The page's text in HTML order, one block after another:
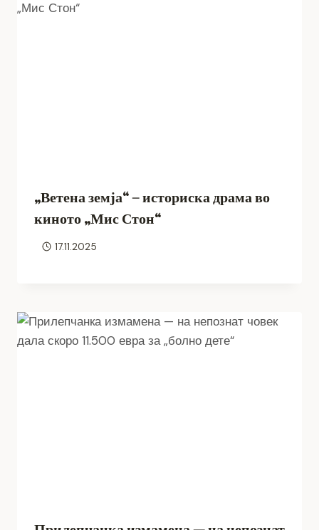
„Ветена земја“ – историска драма во
киното „Мис Стон“
17.11.2025